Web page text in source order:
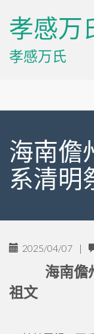
孝感万
孝感万氏
Menu
海南儋
系清明
2025/04/07 |
海南儋州
祖文